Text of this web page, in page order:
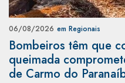
06/08/2026 em Regionais
Bombeiros têm que
queimada
de Carmo do